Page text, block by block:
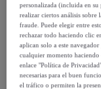
Vendido por
Entrega
personalizada (incluida en
realizar ciertos análisis sobre
fraude. Puede elegir entre
rechazar todo haciendo clic
aplican solo a este
cualquier momento haciendo
enlace "Política de
necesarias para el buen
el tráfico o permiten la